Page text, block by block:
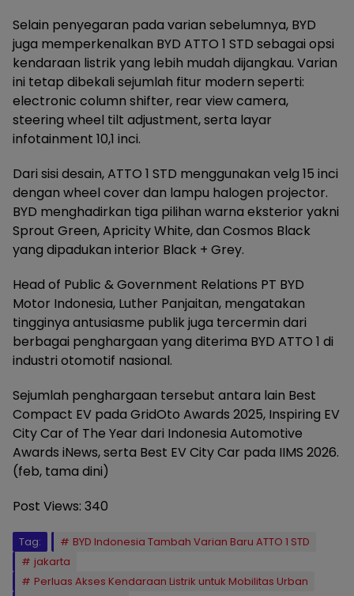
Selain penyegaran pada varian sebelumnya, BYD
juga memperkenalkan BYD ATTO 1 STD sebagai opsi
kendaraan listrik yang lebih mudah dijangkau. Varian
ini tetap dibekali sejumlah fitur modern seperti:
electronic column shifter, rear view camera,
steering wheel tilt adjustment, serta layar
infotainment 10,1 inci.
Dari sisi desain, ATTO 1 STD menggunakan velg 15 inci
dengan wheel cover dan lampu halogen projector.
BYD menghadirkan tiga pilihan warna eksterior yakni
Sprout Green, Apricity White, dan Cosmos Black
yang dipadukan interior Black + Grey.
Head of Public & Government Relations PT BYD
Motor Indonesia, Luther Panjaitan, mengatakan
tingginya antusiasme publik juga tercermin dari
berbagai penghargaan yang diterima BYD ATTO 1 di
industri otomotif nasional.
Sejumlah penghargaan tersebut antara lain Best
Compact EV pada GridOto Awards 2025, Inspiring EV
City Car of The Year dari Indonesia Automotive
Awards iNews, serta Best EV City Car pada IIMS 2026.
(feb, tama dini)
Post Views: 340
Tag:
BYD Indonesia Tambah Varian Baru ATTO 1 STD
jakarta
Perluas Akses Kendaraan Listrik untuk Mobilitas Urban